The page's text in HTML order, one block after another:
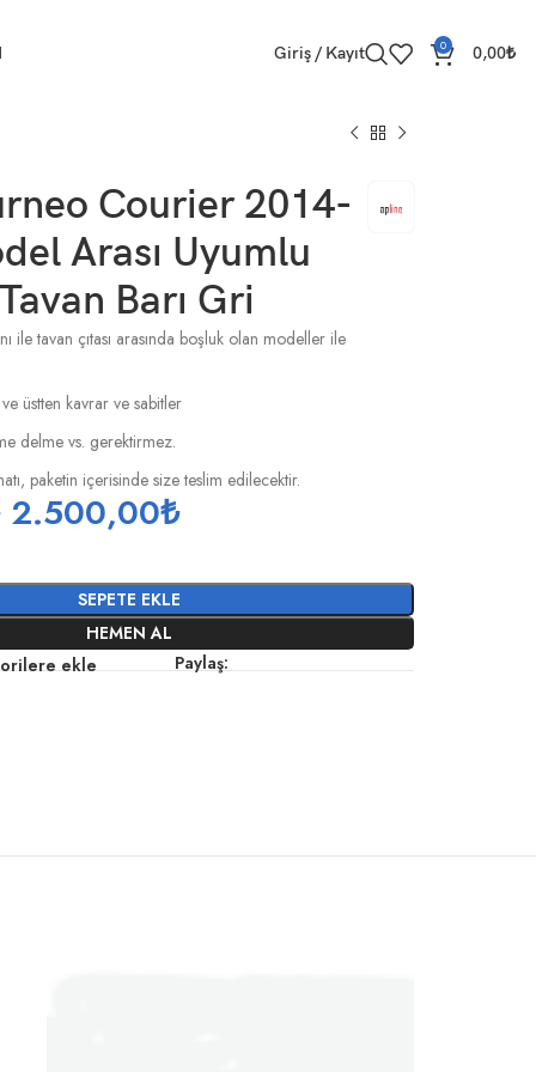
Giriş / Kayıt 0 0,00₺
Courier 2014-
Arası Uyumlu
Barı Gri
ile tavan çıtası arasında boşluk olan modeller ile
ve üstten kavrar ve sabitler
delme vs. gerektirmez.
paketin içerisinde size teslim edilecektir.
2.500,00₺
SEPETE EKLE
HEMEN AL
ekle
Paylaş: